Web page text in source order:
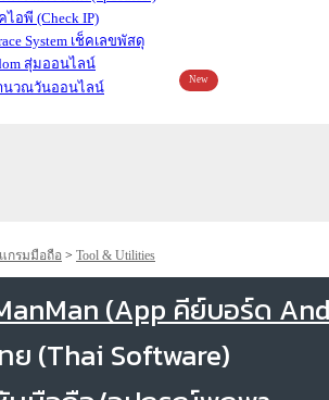
ไอพี (Check IP)
เช็คเลขพัสดุ
สุ่มออนไลน์
นวณวันออนไลน์
New
กรมมือถือ > Tool & Utilities
(App คีย์บอร์ด